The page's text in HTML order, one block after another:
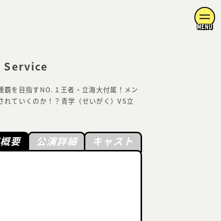
MENU
Service
を目指すNO.１王者・立海大付属！メン
ていくのか！？青学（せいがく）VS立
要 公演詳細 キャスト